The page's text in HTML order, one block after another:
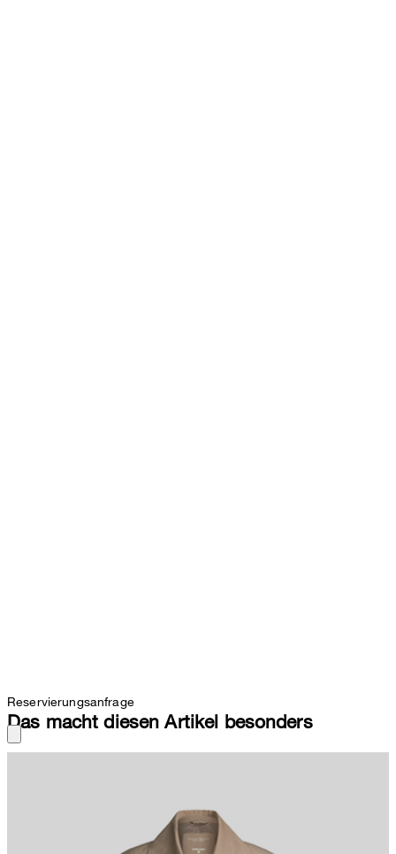
Reservierungsanfrage
Das macht diesen Artikel besonders
den klassischen Look. Für das komfortable Finish sorgen der
Baumwollmix und der rückseitige Bewegungsschlitz.